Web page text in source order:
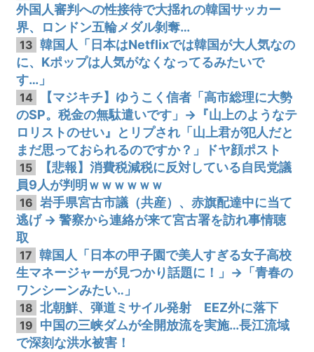
外国人審判への性接待で大揺れの韓国サッカー
界、ロンドン五輪メダル剝奪…
13 韓国人「日本はNetflixでは韓国が大人気なの
に、Kポップは人気がなくなってるみたいで
す…」
14
【マジキチ】ゆうこく信者「高市総理に大勢
のSP。税金の無駄遣いです」→『山上のようなテ
ロリストのせい』とリプされ「山上君が犯人だと
まだ思っておられるのですか？」ドヤ顔ポスト
15
【悲報】消費税減税に反対している自民党議
員9人が判明ｗｗｗｗｗｗ
16 岩手県宮古市議（共産）、赤旗配達中に当て
逃げ → 警察から連絡が来て宮古署を訪れ事情聴
取
17 韓国人「日本の甲子園で美人すぎる女子高校
生マネージャーが見つかり話題に！」→「青春の
ワンシーンみたい‥」
18 北朝鮮、弾道ミサイル発射 EEZ外に落下
19 中国の三峡ダムが全開放流を実施…長江流域
で深刻な洪水被害！